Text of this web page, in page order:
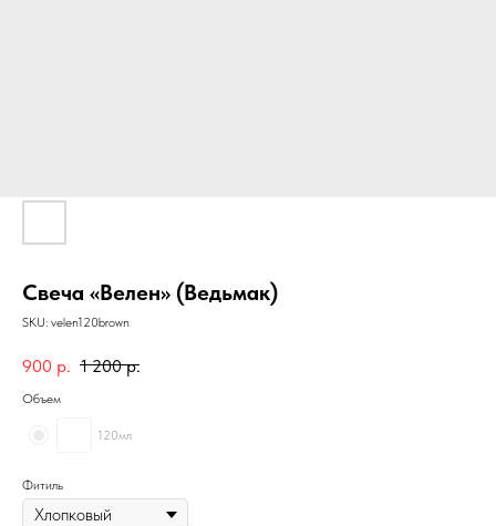
Свеча «Велен» (Ведьмак)
SKU: velen120brown
900 р. 1 200 р.
Объем
120мл
Фитиль